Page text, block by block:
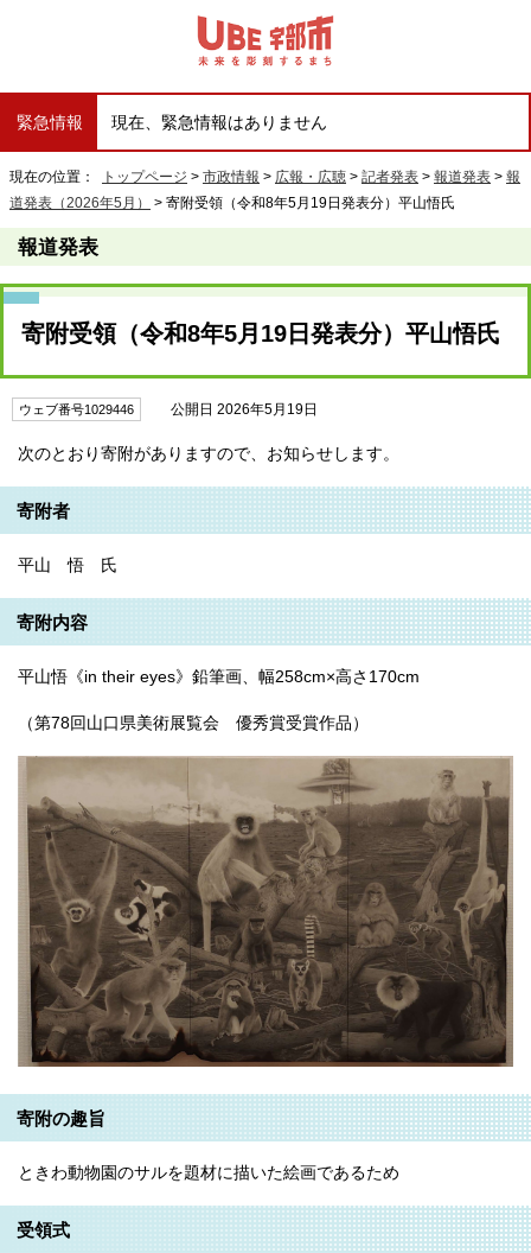
緊急情報 現在、緊急情報はありません
現在の位置： トップページ > 市政情報 > 広報・広聴 > 記者発表 > 報道発表 > 報
道発表（2026年5月）
> 寄附受領（令和8年5月19日発表分）平山悟氏
報道発表
寄附受領（令和8年5月19日発表分）平山悟氏
ウェブ番号1029446 公開日 2026年5月19日
次のとおり寄附がありますので、お知らせします。
寄附者
平山 悟 氏
寄附内容
平山悟《in their eyes》鉛筆画、幅258cm×高さ170cm
（第78回山口県美術展覧会 優秀賞受賞作品）
寄附の趣旨
ときわ動物園のサルを題材に描いた絵画であるため
受領式